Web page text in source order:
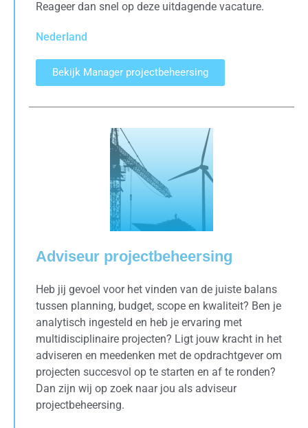
Reageer dan snel op deze uitdagende vacature.
Nederland
Bekijk Manager projectbeheersing
Adviseur projectbeheersing
Heb jij gevoel voor het vinden van de juiste balans
tussen planning, budget, scope en kwaliteit? Ben je
analytisch ingesteld en heb je ervaring met
multidisciplinaire projecten? Ligt jouw kracht in het
adviseren en meedenken met de opdrachtgever om
projecten succesvol op te starten en af te ronden?
Dan zijn wij op zoek naar jou als adviseur
projectbeheersing.